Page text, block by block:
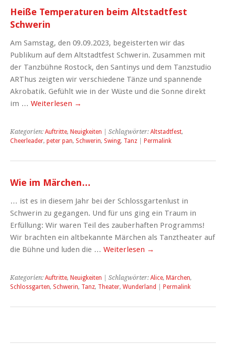
Heiße Temperaturen beim Altstadtfest
Schwerin
Am Samstag, den 09.09.2023, begeisterten wir das
Publikum auf dem Altstadtfest Schwerin. Zusammen mit
der Tanzbühne Rostock, den Santinys und dem Tanzstudio
ARThus zeigten wir verschiedene Tänze und spannende
Akrobatik. Gefühlt wie in der Wüste und die Sonne direkt
im … Weiterlesen →
Kategorien: Auftritte, Neuigkeiten | Schlagwörter: Altstadtfest,
Cheerleader, peter pan, Schwerin, Swing, Tanz Permalink
Wie im Märchen…
… ist es in diesem Jahr bei der Schlossgartenlust in
Schwerin zu gegangen. Und für uns ging ein Traum in
Erfüllung: Wir waren Teil des zauberhaften Programms!
Wir brachten ein altbekannte Märchen als Tanztheater auf
die Bühne und luden die … Weiterlesen →
Kategorien: Auftritte, Neuigkeiten | Schlagwörter: Alice, Märchen,
Schlossgarten, Schwerin, Tanz, Theater, Wunderland Permalink